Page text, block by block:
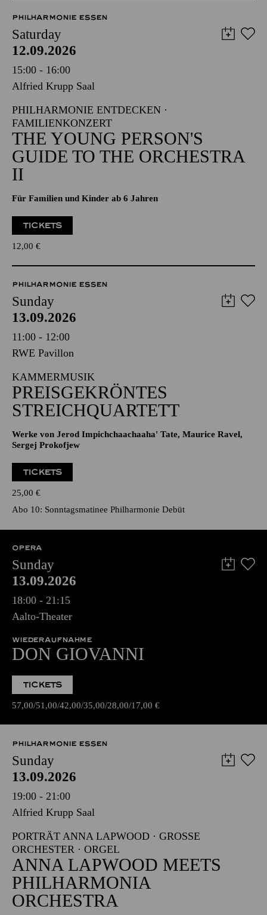
PHILHARMONIE ESSEN
Saturday
12.09.2026
15:00 - 16:00
Alfried Krupp Saal
PHILHARMONIE ENTDECKEN ·
FAMILIENKONZERT
THE YOUNG PERSON'S
GUIDE TO THE ORCHESTRA
II
Für Familien und Kinder ab 6 Jahren
TICKETS
12,00 €
PHILHARMONIE ESSEN
Sunday
13.09.2026
11:00 - 12:00
RWE Pavillon
KAMMERMUSIK
PREISGEKRÖNTES
STREICHQUARTETT
Werke von Jerod Impichchaachaaha' Tate, Maurice Ravel,
Sergej Prokofjew
TICKETS
25,00 €
Abo 10: Sonntagsmatinee Philharmonie Debüt
OPERA
Sunday
13.09.2026
18:00 - 21:15
Aalto-Theater
WIEDERAUFNAHME
DON GIOVANNI
TICKETS
57,00 51,00 42,00 35,00 28,00 17,00 €
PHILHARMONIE ESSEN
Sunday
13.09.2026
19:00 - 21:00
Alfried Krupp Saal
PORTRÄT ANNA LAPWOOD · GROSSE O
RCHESTER · ORGEL
ANNA LAPWOOD MEETS
PHILHARMONIA
ORCHESTRA